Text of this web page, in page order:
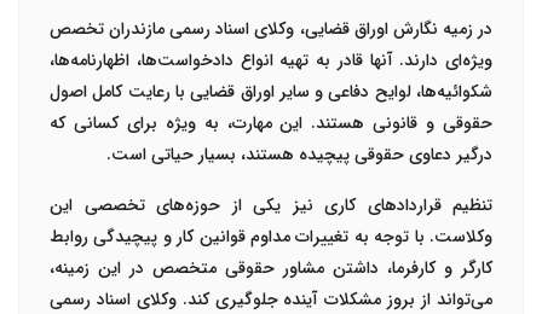
در زمیه نگارش اوراق قضایی، وکلای اسناد رسمی مازندران تخصص
ویژه‌ای دارند. آنها قادر به تهیه انواع دادخواست‌ها، اظهارنامه‌ها،
شکوائیه‌ها، لوایح دفاعی و سایر اوراق قضایی با رعایت کامل اصول
حقوقی و قانونی هستند. این مهارت، به ویژه برای کسانی که
درگیر دعاوی حقوقی پیچیده هستند، بسیار حیاتی است.
تنظیم قراردادهای کاری نیز یکی از حوزه‌های تخصصی این
وکلاست. با توجه به تغییرات مداوم قوانین کار و پیچیدگی روابط
کارگر و کارفرما، داشتن مشاور حقوقی متخصص در این زمینه،
می‌تواند از بروز مشکلات آینده جلوگیری کند. وکلای اسناد رسمی